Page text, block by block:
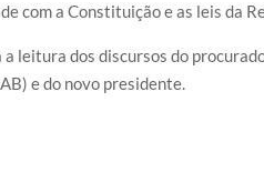
com a Constituição e as leis da
leitura dos discursos do
e do novo presidente.